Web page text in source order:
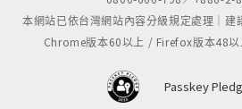
本網站已依台灣網站內容分級規定處理｜
Chrome版本60以上 / Firefox版本48
Passkey